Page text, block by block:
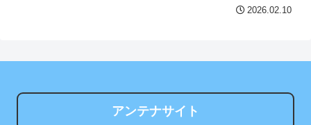
次予選3連勝も、海外ファン
は采配に辛辣「おそろしい
すまん熊本やがコンビニ
円の課金チケに
2026.02.10
アンテナサイト